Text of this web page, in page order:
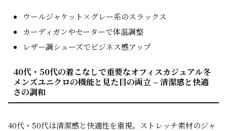
ウールジャケット×グレー系のスラックス
カーディガンやセーターで体温調整
レザー調シューズでビジネス感アップ
40代・50代の着こなしで重要なオフィスカジュアル冬
メンズユニクロの機能と見た目の両立 – 清潔感と快適
さの調和
40代・50代は清潔感と快適性を重視。ストレッチ素材のジャ